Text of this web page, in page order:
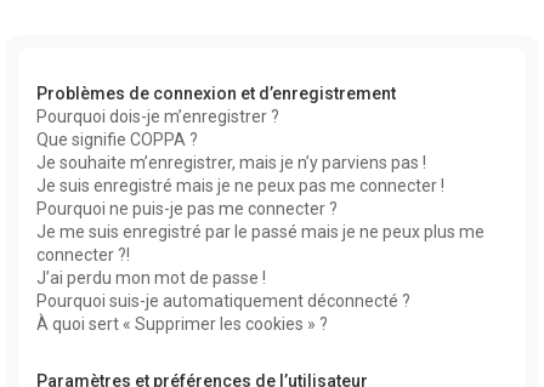
Problèmes de connexion et d’enregistrement
Pourquoi dois-je m’enregistrer ?
Que signifie COPPA ?
Je souhaite m’enregistrer, mais je n’y parviens pas !
Je suis enregistré mais je ne peux pas me connecter !
Pourquoi ne puis-je pas me connecter ?
Je me suis enregistré par le passé mais je ne peux plus me
connecter ?!
J’ai perdu mon mot de passe !
Pourquoi suis-je automatiquement déconnecté ?
À quoi sert « Supprimer les cookies » ?
Paramètres et préférences de l’utilisateur